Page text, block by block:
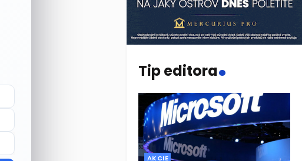
Tip editora.
AKCIE